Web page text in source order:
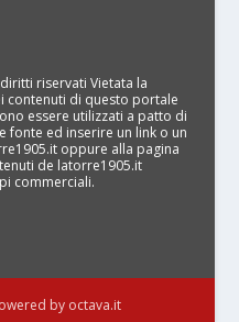
riservati Vietata la
contenuti di questo portale
essere utilizzati a patto di
fonte ed inserire un link o un
oppure alla pagina
de latorre1905.it
commerciali.
by octava.it